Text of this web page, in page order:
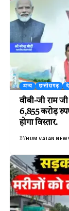
अन्य छत्तीसगढ़
वीबी-जी राम
6,855 करोड़
होगा विस्तार.
BYHUM VATAN